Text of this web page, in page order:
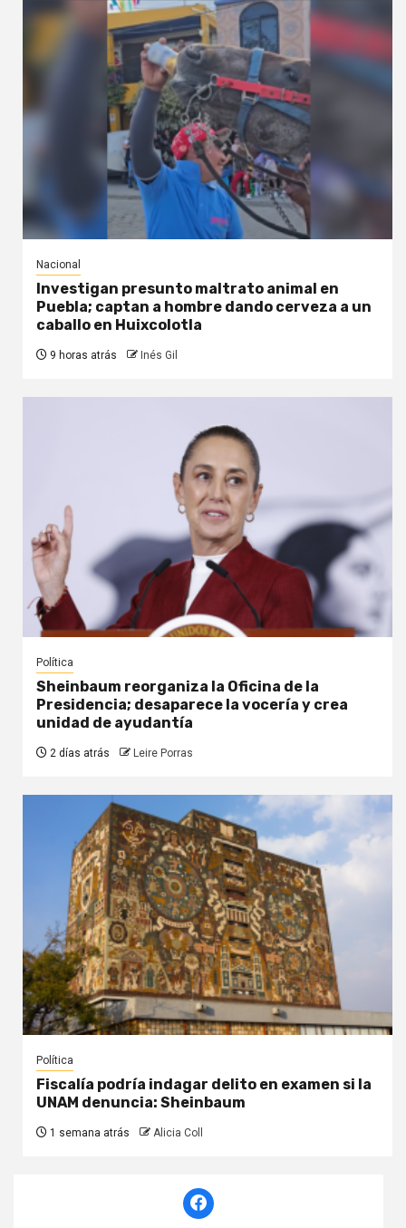
Nacional
Investigan presunto maltrato animal en
Puebla; captan a hombre dando cerveza a un
caballo en Huixcolotla
9 horas atrás Inés Gil
Política
Sheinbaum reorganiza la Oficina de la
Presidencia; desaparece la vocería y crea
unidad de ayudantía
2 días atrás Leire Porras
Política
Fiscalía podría indagar delito en examen si la
UNAM denuncia: Sheinbaum
1 semana atrás Alicia Coll